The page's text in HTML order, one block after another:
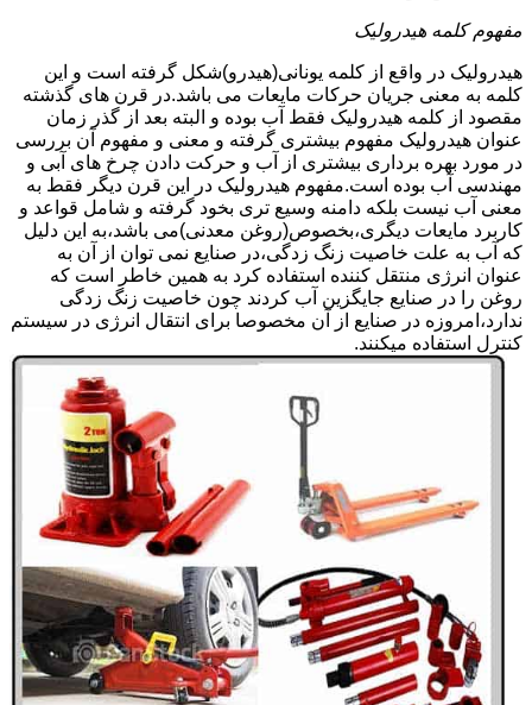
مفهوم کلمه هیدرولیک
هیدرولیک در واقع از کلمه یونانی(هیدرو)شکل گرفته است و این
کلمه به معنی جریان حرکات مایعات می باشد.در قرن های گذشته
مقصود از کلمه هیدرولیک فقط آب بوده و البته بعد از گذر زمان
عنوان هیدرولیک مفهوم بیشتری گرفته و معنی و مفهوم آن بررسی
در مورد بهره برداری بیشتری از آب و حرکت دادن چرخ های آبی و
مهندسی آب بوده است.مفهوم هیدرولیک در این قرن دیگر فقط به
معنی آب نیست بلکه دامنه وسیع تری بخود گرفته و شامل قواعد و
کاربرد مایعات دیگری،بخصوص(روغن معدنی)می باشد،به این دلیل
که آب به علت خاصیت زنگ زدگی،در صنایع نمی توان از آن به
عنوان انرژی منتقل کننده استفاده کرد به همین خاطر است که
روغن را در صنایع جایگزین آب کردند چون خاصیت زنگ زدگی
ندارد،امروزه در صنایع از آن مخصوصا برای انتقال انرژی در سیستم
کنترل استفاده میکنند.